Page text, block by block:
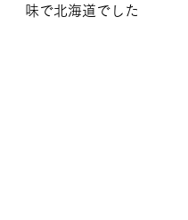
味で北海道でした